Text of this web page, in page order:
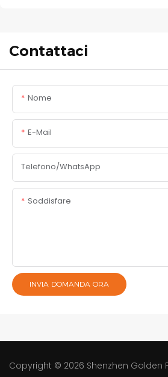
Contattaci
Nome
E-Mail
Telefono/WhatsApp
Soddisfare
INVIA DOMANDA ORA
Copyright © 2026 Shenzhen Golden